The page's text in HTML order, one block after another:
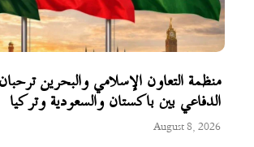
منظمة التعاون الإسلامي والبحرين
الدفاعي بين باكستان والسعودية وتركيا
August 8, 2026